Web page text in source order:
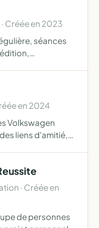
Créée en 2023
séances
en 2024
Volkswagen
liens d'amitié,
· Créée en
de personnes